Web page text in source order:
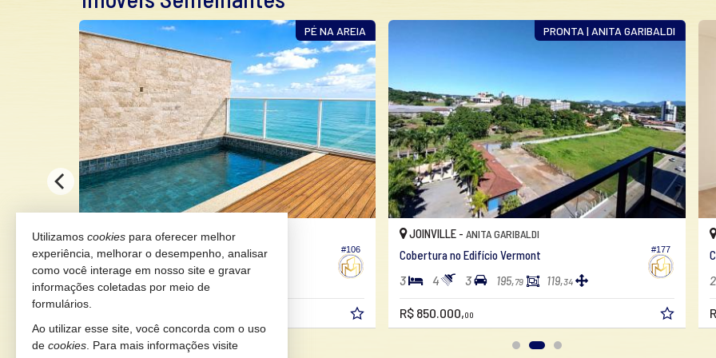
PÉ NA AREIA
BALNEÁRIO PIÇARRAS -ITACOLOMI
Cobertura no Edifício Al Mare Beach Front
5 456, 310, 86
PRONTA | ANITA GARIBALDI
JOINVILLE -ANITA GARIBALDI
Cobertura no Edifício Vermont
3 3 195,79 119,34
R$ 850.000,00
JOINVILLE -
Cobertura no
2 2
R$ 996.687, 10
Utilizamos cookies para oferecer melhor
experiência, melhorar o desempenho, analisar
como você interage em nosso site e gravar
informações coletadas por meio de
formulários.
Ao utilizar esse site, você concorda com o uso
de cookies . Para mais informações visite